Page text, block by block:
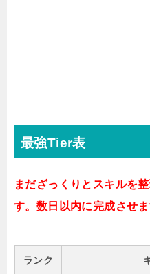
最強Tier表
まだざっくりとスキルを
す。数日以内に完成させま
ランク